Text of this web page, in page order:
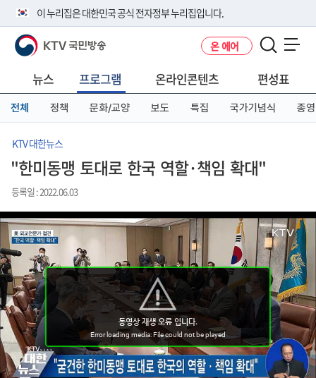
이 누리집은 대한민국 공식 전자정부 누리집입니다.
공식 누리집 주소 확인하기
니다.
이밖에 or.kr 또는 .kr등 다른 도메인 주소를 사용하고 있다면 아래 URL에
서 도메인 주소를 확인해 보세요
KTV 국민방송 온 에어
뉴스 프로그램 온라인콘텐츠 편성표
전체 정책 문화/교양 보도 특집 국가기념식 종영
KTV 대한뉴스
"한미동맹 토대로 한국 역할·책임 확대"
등록일 : 2022.06.03